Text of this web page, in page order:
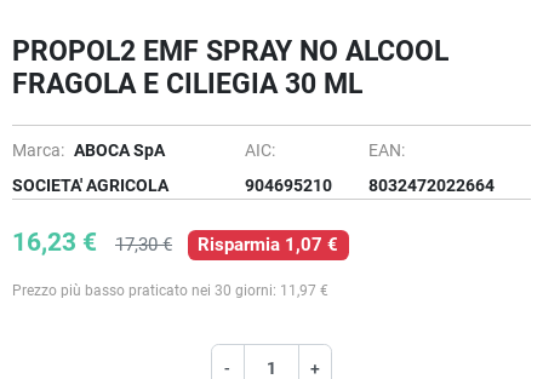
PROPOL2 EMF SPRAY NO ALCOOL
FRAGOLA E CILIEGIA 30 ML
Marca: ABOCA SpA
SOCIETA' AGRICOLA
AIC:
904695210
EAN:
8032472022664
16,23 € 17,30 € Risparmia 1,07 €
Prezzo più basso praticato nei 30 giorni: 11,97 €
- +